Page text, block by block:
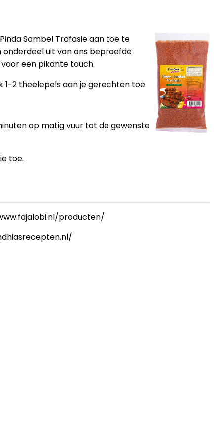
Sambel Trafasie aan toe te
onderdeel uit van ons beproefde
een pikante touch.
1-2 theelepels aan je gerechten toe.
op matig vuur tot de gewenste
toe.
producten/